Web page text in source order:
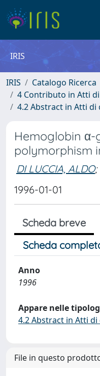
IRIS
IRIS
Catalogo Ricerca
4 Contributo in Atti
4.2 Abstract in Atti di
Hemoglobin α-
polymorphism
DI LUCCIA, ALDO;
1996-01-01
Scheda breve
Scheda
Anno
1996
Appare nelle
4.2 Abstract in Atti
File in questo